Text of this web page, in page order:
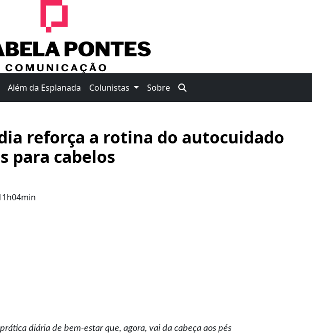
Além da Esplanada Colunistas Sobre
reforça a rotina do autocuidado
para cabelos
diária de bem-estar que, agora, vai da cabeça aos pés